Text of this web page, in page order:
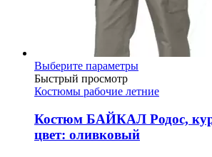
Выберите параметрыЭтот
имеет
вариаций.
Опции
можно
Быстрый просмотр
Костюмы рабочие летние
Костюм БАЙКАЛ Родос,
цвет: оливковый